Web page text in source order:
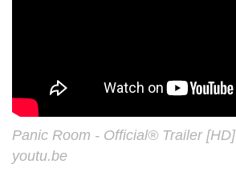
Panic Room - Official® Trailer [HD]
youtu.be